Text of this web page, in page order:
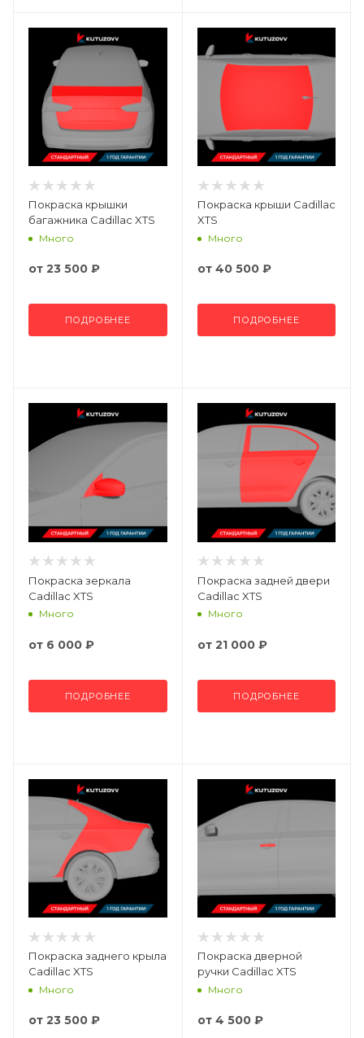
Покраска крышки
багажника Cadillac XTS
Много
от 23 500 ₽
ПОДРОБНЕЕ
Покраска крыши Cadillac
XTS
Много
от 40 500 ₽
ПОДРОБНЕЕ
Покраска зеркала
Cadillac XTS
Много
от 6 000 ₽
ПОДРОБНЕЕ
Покраска задней двери
Cadillac XTS
Много
от 21 000 ₽
ПОДРОБНЕЕ
Покраска заднего крыла
Cadillac XTS
Много
от 23 500 ₽
Покраска дверной
ручки Cadillac XTS
Много
от 4 500 ₽